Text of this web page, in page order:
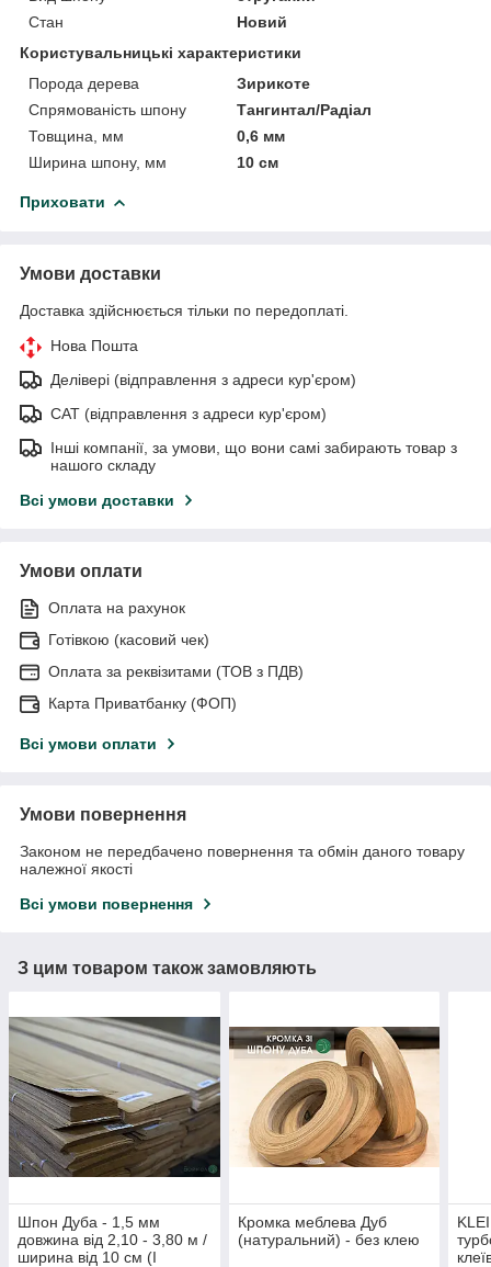
Стан
Новий
Користувальницькі характеристики
Порода дерева
Зирикоте
Спрямованість шпону
Тангинтал/Радіал
Товщина, мм
0,6 мм
Ширина шпону, мм
10 см
Приховати
Умови доставки
Доставка здійснюється тільки по передоплаті.
Нова Пошта
Делівері (відправлення з адреси кур'єром)
САТ (відправлення з адреси кур'єром)
Інші компанії, за умови, що вони самі забирають товар з
нашого складу
Всі умови доставки
Умови оплати
Оплата на рахунок
Готівкою (касовий чек)
Оплата за реквізитами (ТОВ з ПДВ)
Карта Приватбанку (ФОП)
Всі умови оплати
Умови повернення
Законом не передбачено повернення та обмін даного товару
належної якості
Всі умови повернення
З цим товаром також замовляють
Шпон Дуба - 1,5 мм
довжина від 2,10 - 3,80 м /
ширина від 10 см (I
Кромка меблева Дуб
(натуральний) - без клею